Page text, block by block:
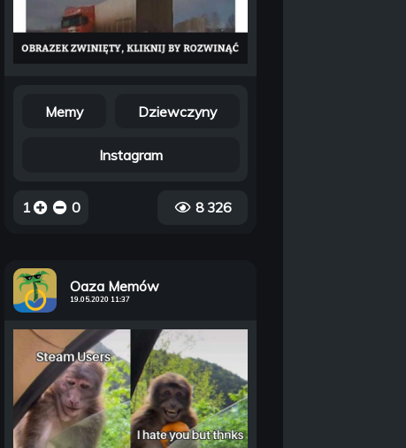
Memy Dziewczyny
Instagram
1 0 8 326
Oaza Memów
19.05.2020 11:37